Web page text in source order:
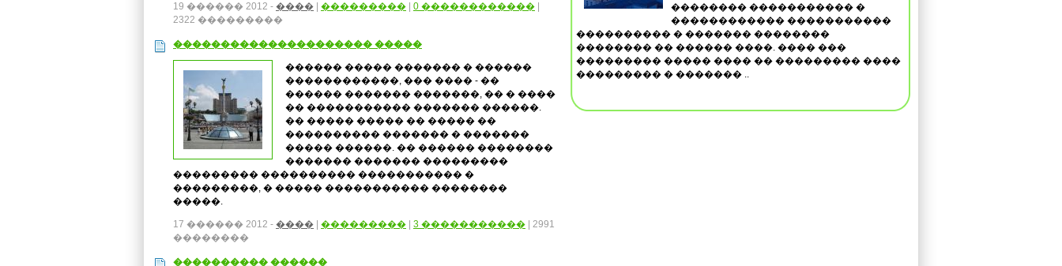
19 ������ 2012 - ���� ��������� 0 ������������
2322 ���������
��������������������� �����
������ ����� ������� � ������
������������, ��� ���� - ��
������ ������� �������, �� � ����
�� ����������� ������� ������.
�� ����� ����� �� ����� ��
���������� ������� � �������
����� ������. �� ������ ��������
������� ������� ���������
��������� ���������� ����������� �
���������, � ����� ����������� ��������
�����.
17 ������ 2012 - ���� ��������� 3 ����������� | 2991
��������
���������� ������
�������� ����������� �
������������ �����������
���������� � ������� ��������
�������� �� ������ ����. ���� ���
��������� ����� ���� �� ��������� ����
��������� � ������� ..